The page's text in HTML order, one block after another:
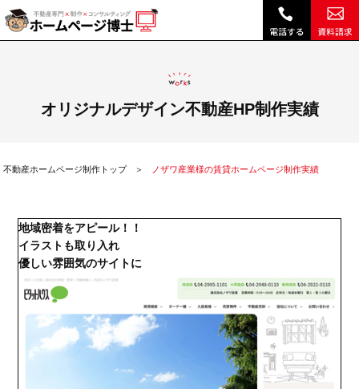
オリジナルデザイン不動産HP制作実績
不動産ホームページ制作トップ ノザワ産業様の賃貸ホームページ制作実績
地域密着をアピール！！
イラストも取り入れ
優しい雰囲気のサイトに